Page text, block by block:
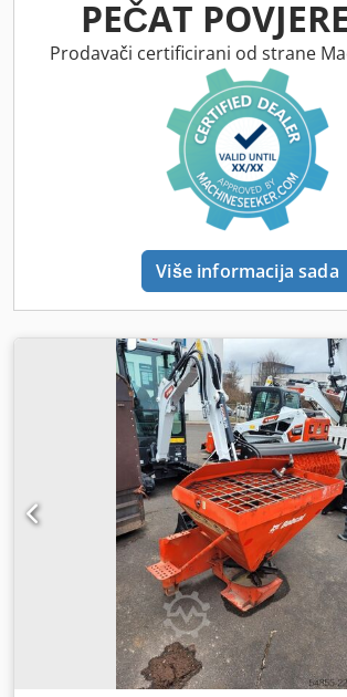
vilice za palete i zemljokopna žlica sa
l). Lokacija: Neustadt / Orla Csdpfozkztkox
PEČAT
Prodavači certificirani od strane
Više informacija sada